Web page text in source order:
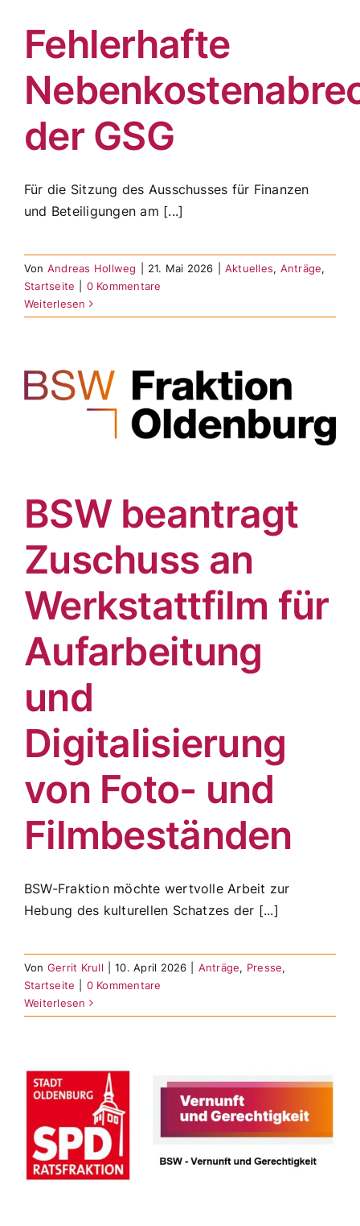
Fehlerhafte
der GSG
Für die Sitzung des Ausschusses für Finanzen
und Beteiligungen am [...]
Von Andreas Hollweg 21. Mai 2026 Aktuelles, Anträge,
Startseite
0 Kommentare
Weiterlesen
BSW beantragt
Zuschuss an
Werkstattfilm für
Aufarbeitung
und
Digitalisierung
von Foto- und
Filmbeständen
BSW-Fraktion möchte wertvolle Arbeit zur
Hebung des kulturellen Schatzes der [...]
Von Gerrit Krull 10. April 2026 Anträge, Presse,
Startseite
0 Kommentare
Weiterlesen